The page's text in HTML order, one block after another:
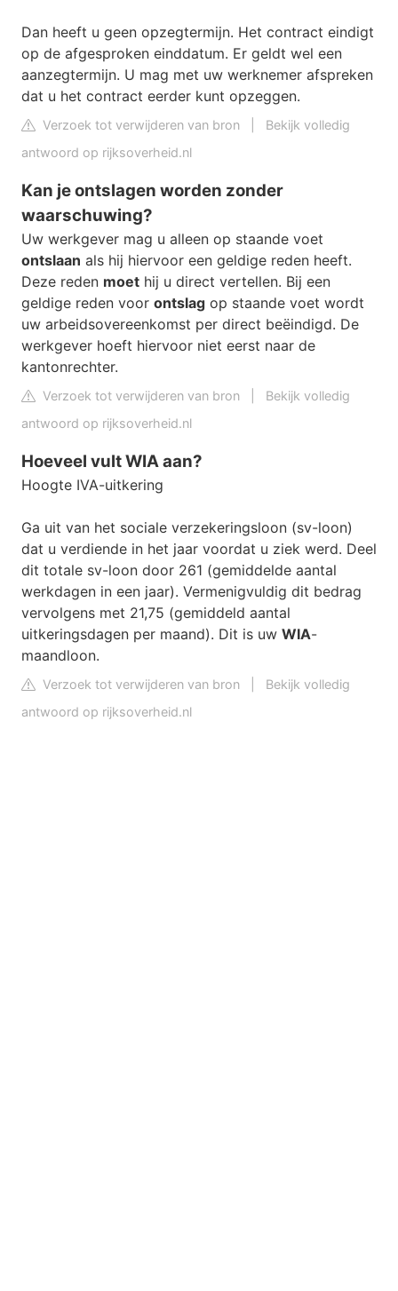
Dan heeft u geen opzegtermijn. Het contract eindigt
op de afgesproken einddatum. Er geldt wel een
aanzegtermijn. U mag met uw werknemer afspreken
dat u het contract eerder kunt opzeggen.
Verzoek tot verwijderen van bron
Bekijk volledig
antwoord op rijksoverheid.nl
Kan je ontslagen worden zonder
waarschuwing?
Uw werkgever mag u alleen op staande voet
ontslaan als hij hiervoor een geldige reden heeft.
Deze reden moet hij u direct vertellen. Bij een
geldige reden voor ontslag op staande voet wordt
uw arbeidsovereenkomst per direct beëindigd. De
werkgever hoeft hiervoor niet eerst naar de
kantonrechter.
Verzoek tot verwijderen van bron
Bekijk volledig
antwoord op rijksoverheid.nl
Hoeveel vult WIA aan?
Hoogte IVA-uitkering
Ga uit van het sociale verzekeringsloon (sv-loon)
dat u verdiende in het jaar voordat u ziek werd. Deel
dit totale sv-loon door 261 (gemiddelde aantal
werkdagen in een jaar). Vermenigvuldig dit bedrag
vervolgens met 21,75 (gemiddeld aantal
uitkeringsdagen per maand). Dit is uw WIA-
maandloon.
Verzoek tot verwijderen van bron
Bekijk volledig
antwoord op rijksoverheid.nl